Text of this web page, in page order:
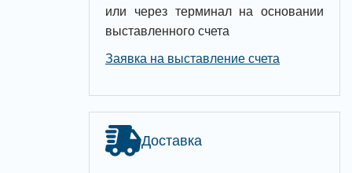
или через терминал на основании
выставленного счета
Заявка на выставление счета
Доставка